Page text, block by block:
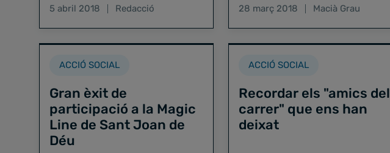
nomde l’article…
5 abril 2018 Redacció
recordara tots aquells que…
28 març 2018 Macià Grau
ACCIÓ SOCIAL
Gran èxit de
participació a la Magic
Line de Sant Joan de
Déu
ACCIÓ SOCIAL
Recordar els "amics del
carrer" que ens han
deixat